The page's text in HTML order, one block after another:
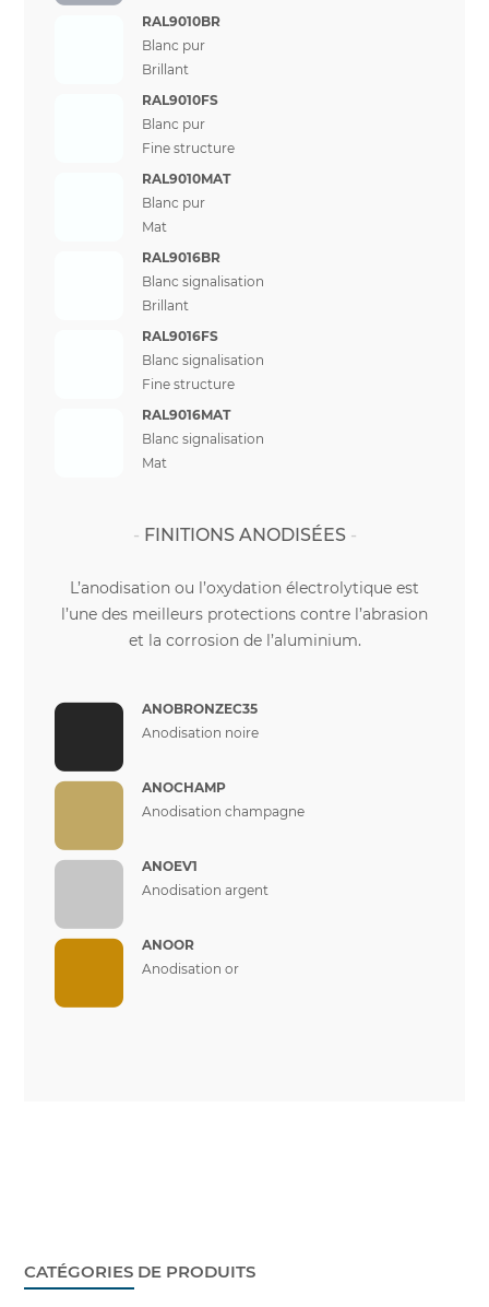
RAL9010BR
Blanc pur
Brillant
RAL9010FS
Blanc pur
Fine structure
RAL9010MAT
Blanc pur
Mat
RAL9016BR
Blanc signalisation
Brillant
RAL9016FS
Blanc signalisation
Fine structure
RAL9016MAT
Blanc signalisation
Mat
FINITIONS ANODISÉES
L’anodisation ou l’oxydation électrolytique est
l’une des meilleurs protections contre l’abrasion
et la corrosion de l’aluminium.
ANOBRONZEC35
Anodisation noire
ANOCHAMP
Anodisation champagne
ANOEV1
Anodisation argent
ANOOR
Anodisation or
CATÉGORIES DE PRODUITS